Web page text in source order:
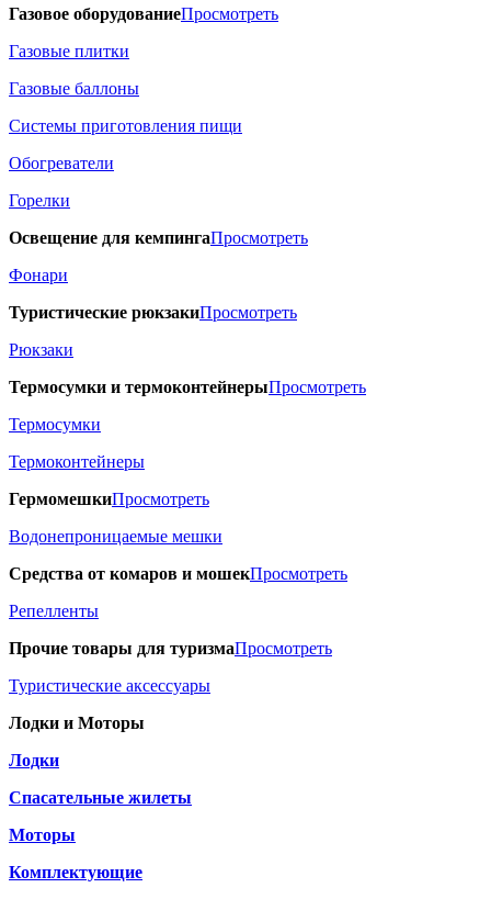
Газовое оборудованиеПросмотреть
Газовые плитки
Газовые баллоны
Системы приготовления пищи
Обогреватели
Горелки
Освещение для кемпингаПросмотреть
Фонари
Туристические рюкзакиПросмотреть
Рюкзаки
Термосумки и термоконтейнерыПросмотреть
Термосумки
Термоконтейнеры
ГермомешкиПросмотреть
Водонепроницаемые мешки
Средства от комаров и мошекПросмотреть
Репелленты
Прочие товары для туризмаПросмотреть
Туристические аксессуары
Лодки и Моторы
Лодки
Спасательные жилеты
Моторы
Комплектующие